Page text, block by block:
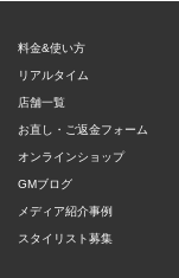
料金&使い方
リアルタイム
店舗一覧
お直し・ご返金フォーム
オンラインショップ
GMブログ
メディア紹介事例
スタイリスト募集